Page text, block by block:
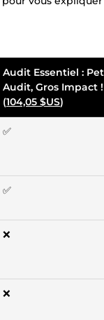
Audit Essentiel :
Audit, Gros Impact !
(104,05 $US)
✅
✅
❌
❌